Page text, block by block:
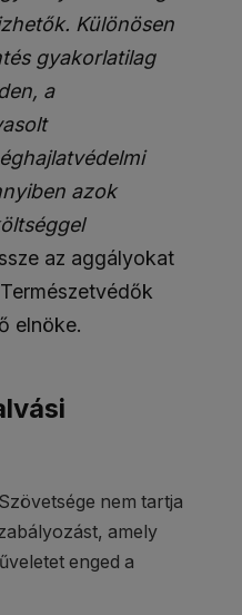
Különösen
gyakorlatilag
a
azok
az aggályokat
elnöke.
nem tartja
amely
enged a